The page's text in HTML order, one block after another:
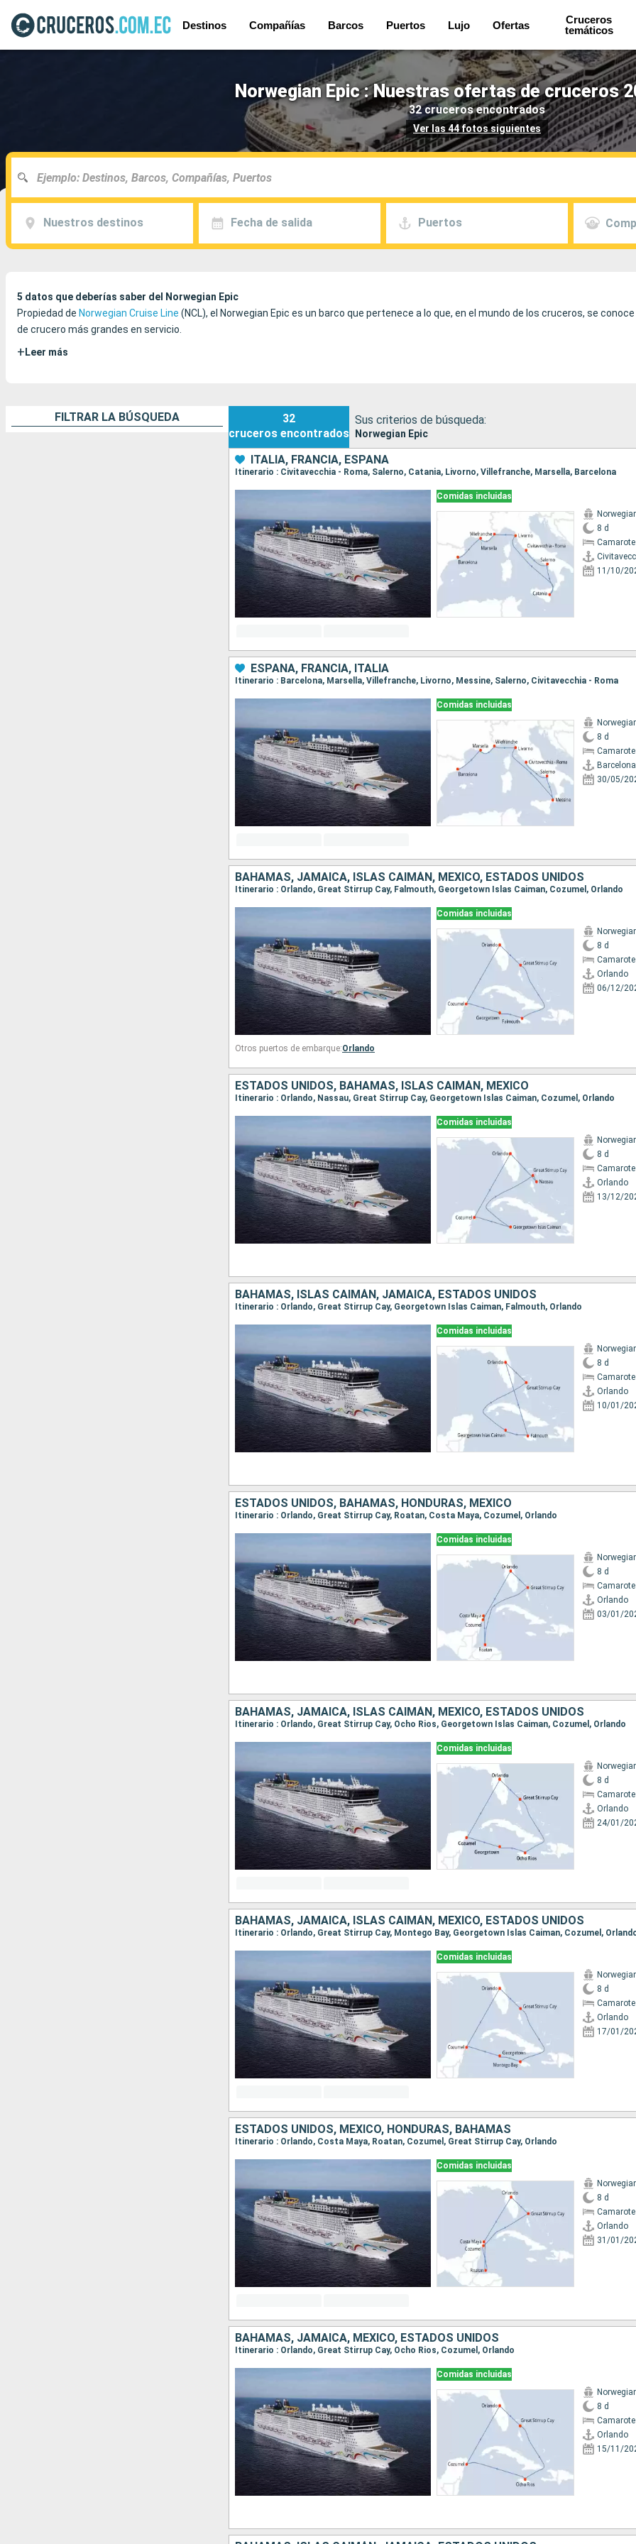
Destinos Compañías Barcos Puertos Lujo Ofertas
Cruceros
temáticos
Norwegian Epic : Nuestras ofertas de cruceros
32 cruceros encontrados
Ver las 44 fotos siguientes
Nuestros destinos Fecha de salida Puertos
5 datos que deberías saber del Norwegian Epic
Propiedad de Norwegian Cruise Line (NCL), el Norwegian Epic es un barco que pertenece a lo que, en el mundo de los cruceros, se
de crucero más grandes en servicio.
+ Leer más
FILTRAR LA BÚSQUEDA
32
cruceros encontrados
Sus criterios de búsqueda:
Norwegian Epic
ITALIA, FRANCIA, ESPAÑA
Itinerario : Civitavecchia - Roma, Salerno, Catania, Livorno, Villefranche, Marsella, Barcelona
Comidas incluidas
8 d
11/10/
ESPAÑA, FRANCIA, ITALIA
Itinerario : Barcelona, Marsella, Villefranche, Livorno, Messine, Salerno, Civitavecchia - Roma
Comidas incluidas
8 d
Barcelona
30/05/
BAHAMAS, JAMAICA, ISLAS CAIMÁN, MÉXICO, ESTADOS UNIDOS
Itinerario : Orlando, Great Stirrup Cay, Falmouth, Georgetown Islas Caiman, Cozumel, Orlando
Comidas incluidas
8 d
Orlando
06/12/
Otros puertos de embarque:Orlando
ESTADOS UNIDOS, BAHAMAS, ISLAS CAIMÁN, MÉXICO
Itinerario : Orlando, Nassau, Great Stirrup Cay, Georgetown Islas Caiman, Cozumel, Orlando
Comidas incluidas
8 d
Orlando
13/12/
BAHAMAS, ISLAS CAIMÁN, JAMAICA, ESTADOS UNIDOS
Itinerario : Orlando, Great Stirrup Cay, Georgetown Islas Caiman, Falmouth, Orlando
Comidas incluidas
8 d
Orlando
10/01/
ESTADOS UNIDOS, BAHAMAS, HONDURAS, MÉXICO
Itinerario : Orlando, Great Stirrup Cay, Roatan, Costa Maya, Cozumel, Orlando
Comidas incluidas
8 d
Orlando
03/01/
BAHAMAS, JAMAICA, ISLAS CAIMÁN, MÉXICO, ESTADOS UNIDOS
Itinerario : Orlando, Great Stirrup Cay, Ocho Rios, Georgetown Islas Caiman, Cozumel, Orlando
Comidas incluidas
8 d
Orlando
24/01/
BAHAMAS, JAMAICA, ISLAS CAIMÁN, MÉXICO, ESTADOS UNIDOS
Itinerario : Orlando, Great Stirrup Cay, Montego Bay, Georgetown Islas Caiman, Cozumel,
Comidas incluidas
8 d
Orlando
17/01/
ESTADOS UNIDOS, MÉXICO, HONDURAS, BAHAMAS
Itinerario : Orlando, Costa Maya, Roatan, Cozumel, Great Stirrup Cay, Orlando
Comidas incluidas
8 d
Orlando
31/01/
BAHAMAS, JAMAICA, MÉXICO, ESTADOS UNIDOS
Itinerario : Orlando, Great Stirrup Cay, Ocho Rios, Cozumel, Orlando
Comidas incluidas
8 d
Orlando
15/11/